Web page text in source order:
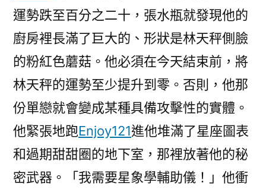
運勢跌至百分之二十，張水瓶就發現他的
廚房裡長滿了巨大的、形狀是林天秤側臉
的粉紅色蘑菇。他必須在今天結束前，將
林天秤的運勢至少提升到零。否則，他那
份單戀就會變成某種具備攻擊性的實體。
他緊張地跑Enjoy121進他堆滿了星座圖表
和過期甜甜圈的地下室，那裡放著他的秘
密武器。「我需要星象學輔助儀！」他衝